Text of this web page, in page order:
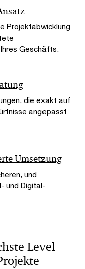
Projektabwicklung
Geschäfts.
die exakt auf
angepasst
Umsetzung
und
und Digital-
Level